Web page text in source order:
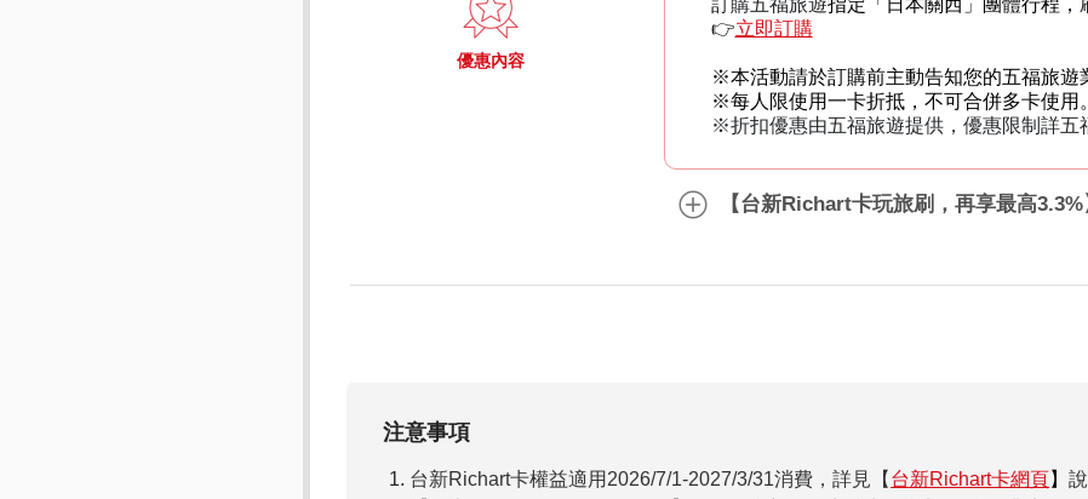
優惠內容
訂購五福旅遊指定「日本關西」團體行程，
👉立即訂購
※本活動請於訂購前主動告知您的五福旅遊
※每人限使用一卡折抵，不可合併多卡使用。
※折扣優惠由五福旅遊提供，優惠限制詳五
【台新Richart卡玩旅刷，再享最高3.3%
注意事項
台新Richart卡權益適用2026/7/1-2027/3/31消費，詳見【 台新Richart卡網頁】 說